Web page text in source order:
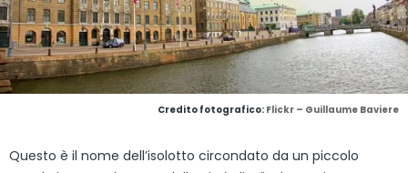
Credito fotografico: Flickr – Guillaume Baviere
Questo è il nome dell’isolotto circondato da un piccolo